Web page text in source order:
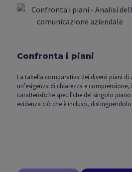
Confronta i piani
La tabella comparativa dei diversi piani di
un’esigenza di chiarezza e comprensione,
caratteristiche specifiche del singolo
evidenza ciò che è incluso,